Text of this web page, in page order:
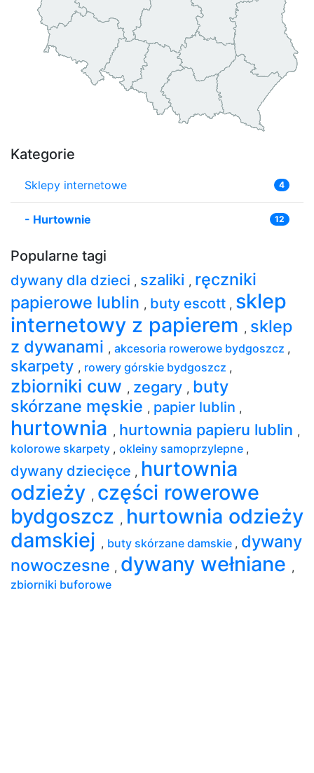
Kategorie
Sklepy internetowe 4
- Hurtownie 12
Popularne tagi
dywany dla dzieci , szaliki , ręczniki
papierowe lublin , buty escott , sklep
internetowy z papierem , sklep
z dywanami , akcesoria rowerowe bydgoszcz ,
skarpety , rowery górskie bydgoszcz ,
zbiorniki cuw , zegary , buty
skórzane męskie , papier lublin ,
hurtownia , hurtownia papieru lublin ,
kolorowe skarpety , okleiny samoprzylepne ,
dywany dziecięce , hurtownia
odzieży , części rowerowe
bydgoszcz , hurtownia odzieży
damskiej , buty skórzane damskie , dywany
nowoczesne , dywany wełniane ,
zbiorniki buforowe